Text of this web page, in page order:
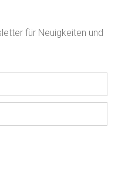
für Neuigkeiten und